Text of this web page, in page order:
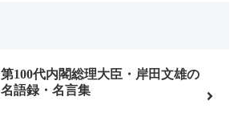
第100代内閣総理大臣・岸田文雄の
名語録・名言集